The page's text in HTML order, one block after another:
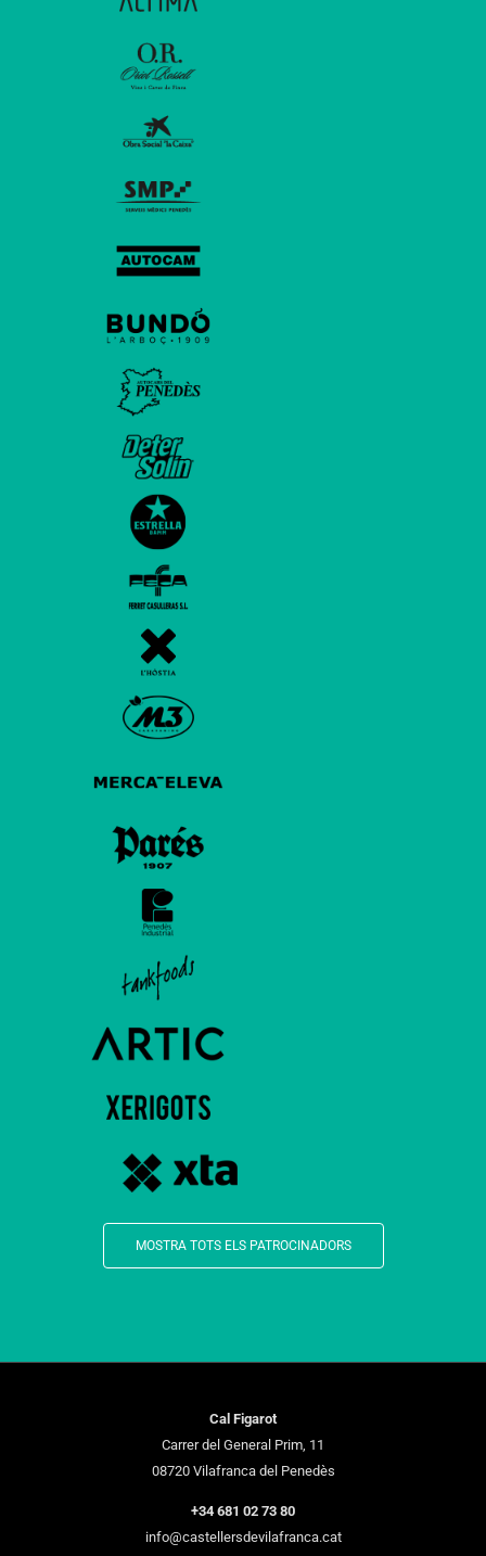
MOSTRA TOTS ELS PATROCINADORS
Cal Figarot
Carrer del General Prim, 11
08720 Vilafranca del Penedès
+34 681 02 73 80
info@castellersdevilafranca.cat